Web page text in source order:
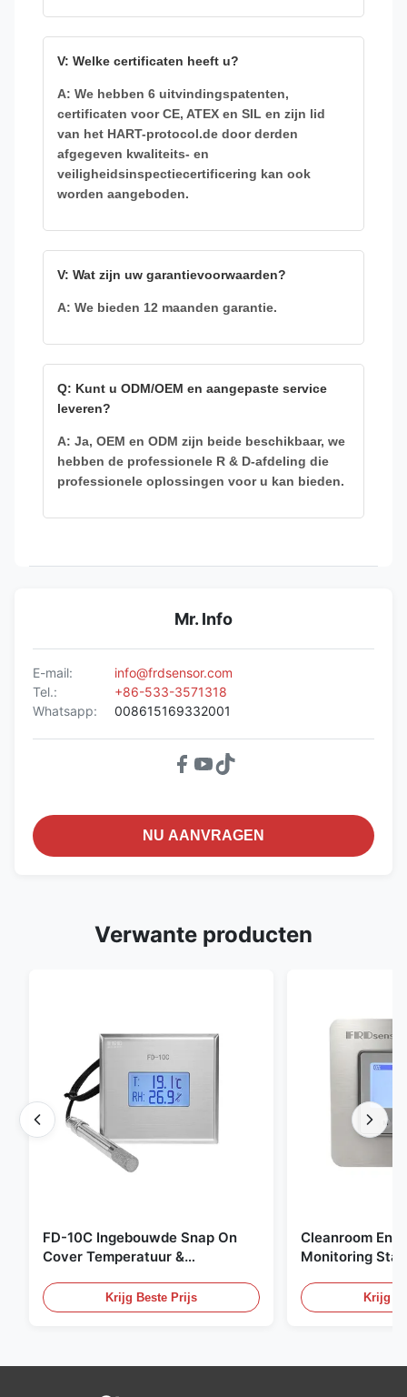
V: Welke certificaten heeft u?
A: We hebben 6 uitvindingspatenten,
certificaten voor CE, ATEX en SIL en zijn lid
van het HART-protocol.de door derden
afgegeven kwaliteits- en
veiligheidsinspectiecertificering kan ook
worden aangeboden.
V: Wat zijn uw garantievoorwaarden?
A: We bieden 12 maanden garantie.
Q: Kunt u ODM/OEM en aangepaste service
leveren?
A: Ja, OEM en ODM zijn beide beschikbaar, we
hebben de professionele R & D-afdeling die
professionele oplossingen voor u kan bieden.
Mr. Info
E-mail:
info@frdsensor.com
Tel.:
+86-533-3571318
Whatsapp:
008615169332001
NU AANVRAGEN
Verwante producten
FD-10C Ingebouwde Snap On
Cover Temperatuur &
roestvrijstalen monitor
Krijg Beste Prijs
Cleanroom
Monitoring
20mA/RS485
Fume Detection
Krijg